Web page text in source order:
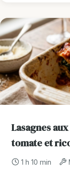
Lasagnes
tomate et
1 h 10 min